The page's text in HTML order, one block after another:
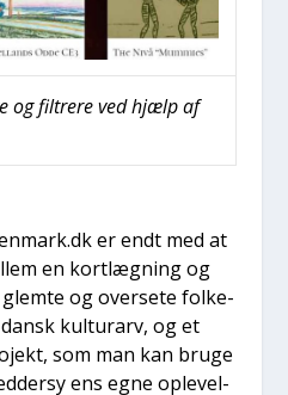
og fil­tre­re ved hjælp af
er endt med at
en kort­læg­ning og
og over­se­te fol­ke­
kul­tu­rarv, og et
som man kan bru­ge
ens egne ople­vel­